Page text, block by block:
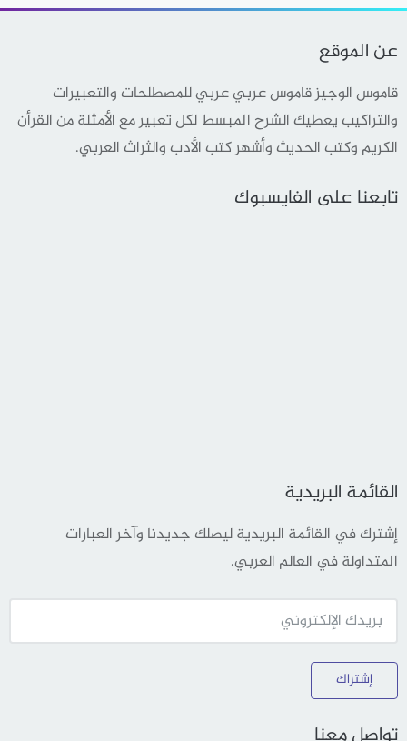
عن الموقع
قاموس الوجيز قاموس عربي عربي للمصطلحات والتعبيرات
والتراكيب يعطيك الشرح المبسط لكل تعبير مع الأمثلة من القرأن
الكريم وكتب الحديث وأشهر كتب الأدب والثراث العربي.
تابعنا على الفايسبوك
القائمة البريدية
إشترك في القائمة البريدية ليصلك جديدنا وآخر العبارات
المتداولة في العالم العربي.
إشتراك